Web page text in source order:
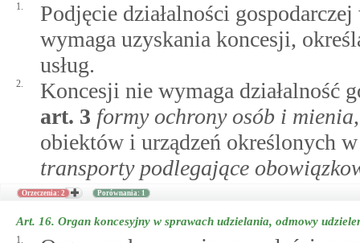
1.
Podjęcie działalności
wymaga uzyskania koncesji,
usług.
2.
Koncesji nie wymaga działalność
art. 3 formy ochrony osób i mienia
obiektów i urządzeń określonych
transporty podlegające
Orzeczenia: 2 Porównania: 1
Art. 16. Organ koncesyjny w sprawach udzielania, odmowy
1.